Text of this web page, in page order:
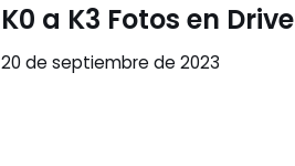
K0 a K3 Fotos en Drive
20 de septiembre de 2023